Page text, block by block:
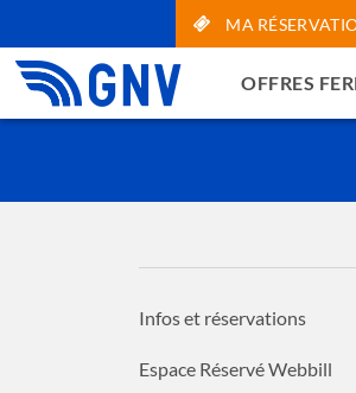
MA
OFFRES
Infos et réservations
Espace Réservé Webbill